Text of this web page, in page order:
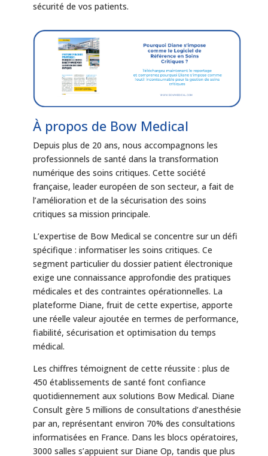
sécurité de vos patients.
À propos de Bow Medical
Depuis plus de 20 ans, nous accompagnons les
professionnels de santé dans la transformation
numérique des soins critiques. Cette société
française, leader européen de son secteur, a fait de
l’amélioration et de la sécurisation des soins
critiques sa mission principale.
L’expertise de Bow Medical se concentre sur un défi
spécifique : informatiser les soins critiques. Ce
segment particulier du dossier patient électronique
exige une connaissance approfondie des pratiques
médicales et des contraintes opérationnelles. La
plateforme Diane, fruit de cette expertise, apporte
une réelle valeur ajoutée en termes de performance,
fiabilité, sécurisation et optimisation du temps
médical.
Les chiffres témoignent de cette réussite : plus de
450 établissements de santé font confiance
quotidiennement aux solutions Bow Medical. Diane
Consult gère 5 millions de consultations d’anesthésie
par an, représentant environ 70% des consultations
informatisées en France. Dans les blocs opératoires,
3000 salles s’appuient sur Diane Op, tandis que plus